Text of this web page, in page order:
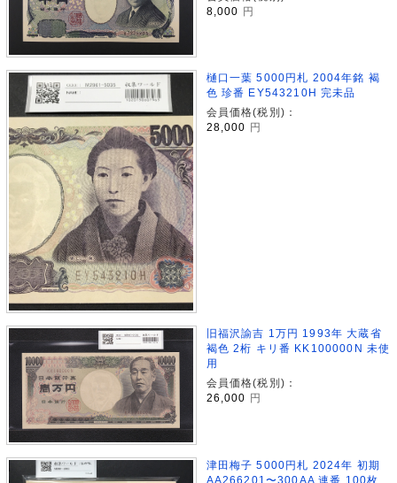
8,000
円
樋口一葉 5000円札 2004年銘 褐
色 珍番 EY543210H 完未品
会員価格(税別)：
28,000
円
旧福沢諭吉 1万円 1993年 大蔵省
褐色 2桁 キリ番 KK100000N 未使
用
会員価格(税別)：
26,000
円
津田梅子 5000円札 2024年 初期
AA266201〜300AA 連番 100枚